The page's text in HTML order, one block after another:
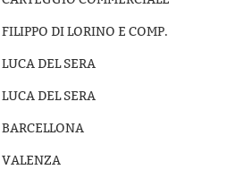
FILIPPO DI LORINO E COMP.
LUCA DEL SERA
LUCA DEL SERA
BARCELLONA
VALENZA